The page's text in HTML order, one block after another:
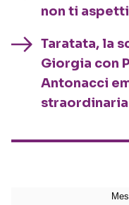
non ti
Taratata, la
Giorgia con
Antonacci
straordinaria